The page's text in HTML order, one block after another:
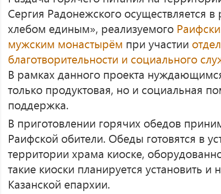
Сергия Радонежского осуществляется
хлебом единым», реализуемого
мужским монастырём при участии
благотворительности и социального
В рамках данного проекта
только продуктовая, но и социальная
поддержка.
В приготовлении горячих обедов
Раифской обители. Обеды готовятся в
территории храма киоске,
такие киоски планируется установить и
Казанской епархии.